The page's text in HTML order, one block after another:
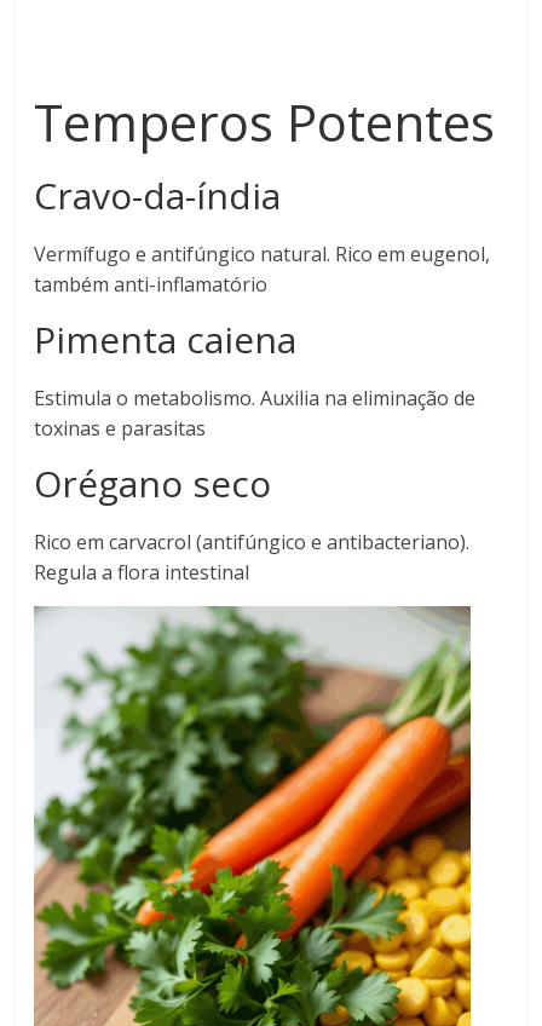
Temperos Potentes
Cravo-da-índia
Vermífugo e antifúngico natural. Rico em eugenol,
também anti-inflamatório
Pimenta caiena
Estimula o metabolismo. Auxilia na eliminação de
toxinas e parasitas
Orégano seco
Rico em carvacrol (antifúngico e antibacteriano).
Regula a flora intestinal